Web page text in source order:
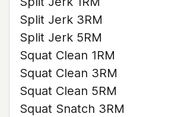
Split Jerk 3RM
Split Jerk 5RM
Squat Clean 1RM
Squat Clean 3RM
Squat Clean 5RM
Squat Snatch 3RM